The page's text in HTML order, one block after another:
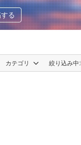
る
カテゴリ 絞り込み中: